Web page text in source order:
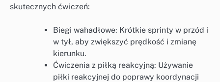
skutecznych ćwiczeń:
Biegi wahadłowe: Krótkie sprinty w przód i
w tył, aby zwiększyć prędkość i zmianę
kierunku.
Ćwiczenia z piłką reakcyjną: Używanie
piłki reakcyjnej do poprawy koordynacji